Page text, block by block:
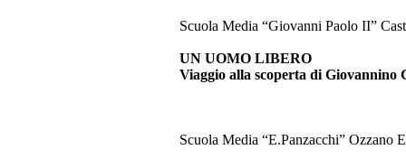
Scuola Media “Giovanni Paolo II”
UN UOMO LIBERO
Viaggio alla scoperta di Giovannino
Scuola Media “E.Panzacchi” Ozzano